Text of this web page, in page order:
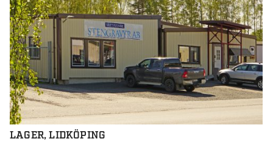
LAGER, LIDKÖPING